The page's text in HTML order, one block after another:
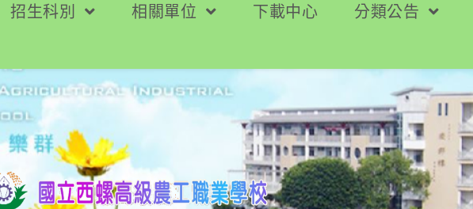
招生科別 相關單位 下載中心 分類公告